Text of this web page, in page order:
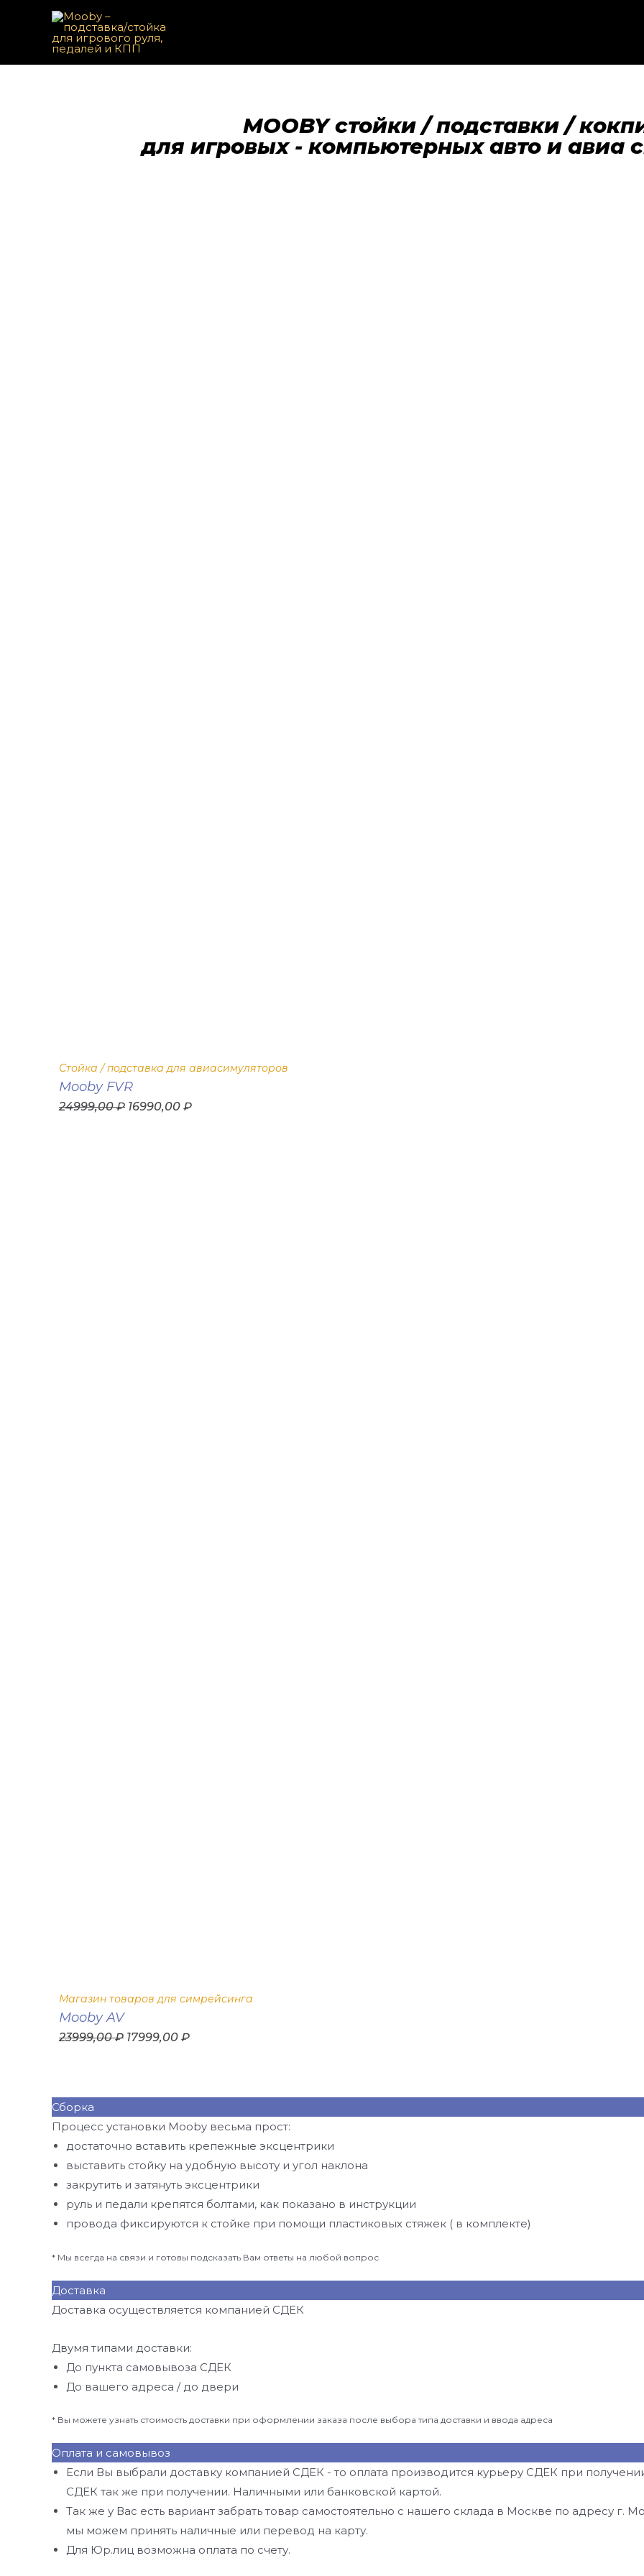
MOOBY стойки / подставки /
для игровых - компьютерных авто и авиа
Стойка / подставка для авиасимуляторов
Mooby FVR
24999,00₽ 16990,00 ₽
Магазин товаров для симрейсинга
Mooby AV
23999,00₽ 17999,00 ₽
Сборка
Процесс установки Mooby весьма прост:
достаточно вставить крепежные эксцентрики
выставить стойку на удобную высоту и угол наклона
закрутить и затянуть эксцентрики
руль и педали крепятся болтами, как показано в инструкции
провода фиксируются к стойке при помощи пластиковых стяжек ( в комплекте)
* Мы всегда на связи и готовы подсказать Вам ответы на любой вопрос
Доставка
Доставка осуществляется компанией СДЕК
Двумя типами доставки:
До пункта самовывоза СДЕК
До вашего адреса / до двери
* Вы можете узнать стоимость доставки при оформлении заказа после выбора типа доставки и ввода адреса
Оплата и самовывоз
Если Вы выбрали доставку компанией СДЕК - то оплата производится курьеру СДЕК при
СДЕК так же при получении. Наличными или банковской картой.
Так же у Вас есть вариант забрать товар самостоятельно с нашего склада в Москве по адресу г.
мы можем принять наличные или перевод на карту.
Для Юр.лиц возможна оплата по счету.